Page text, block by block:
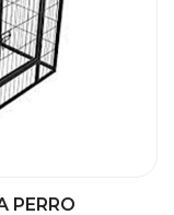
PERRO